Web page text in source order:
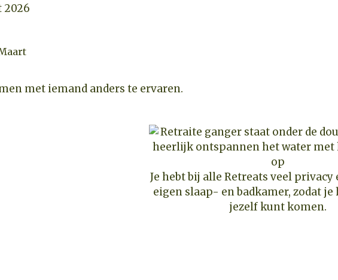
2026
met iemand anders te ervaren.
Je hebt bij alle Retreats veel privacy
eigen slaap- en badkamer, zodat
jezelf kunt komen.